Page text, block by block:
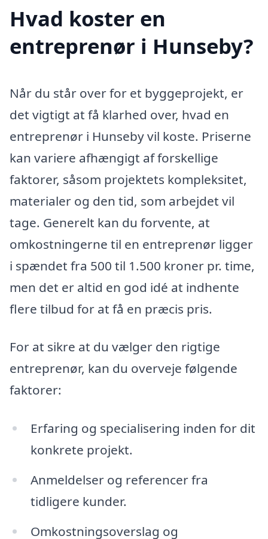
Hvad koster en
entreprenør i Hunseby?
Når du står over for et byggeprojekt, er
det vigtigt at få klarhed over, hvad en
entreprenør i Hunseby vil koste. Priserne
kan variere afhængigt af forskellige
faktorer, såsom projektets kompleksitet,
materialer og den tid, som arbejdet vil
tage. Generelt kan du forvente, at
omkostningerne til en entreprenør ligger
i spændet fra 500 til 1.500 kroner pr. time,
men det er altid en god idé at indhente
flere tilbud for at få en præcis pris.
For at sikre at du vælger den rigtige
entreprenør, kan du overveje følgende
faktorer:
Erfaring og specialisering inden for dit
konkrete projekt.
Anmeldelser og referencer fra
tidligere kunder.
Omkostningsoverslag og